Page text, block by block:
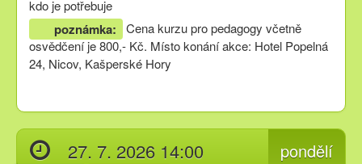
kdo je potřebuje
poznámka:
Cena kurzu pro pedagogy včetně
osvědčení je 800,- Kč. Místo konání akce: Hotel Popelná
24, Nicov, Kašperské Hory
pondělí
27. 7. 2026 14:00